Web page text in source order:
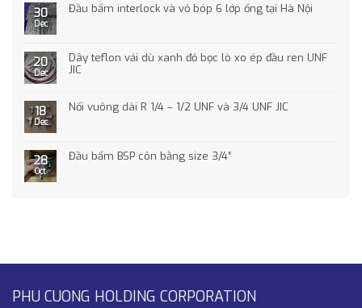
30
Dec
Đầu bấm interlock và vỏ bóp 6 lớp ống tại Hà Nội
20
Dec
Dây teflon vải dù xanh đỏ bọc lò xo ép đầu ren UNF
JIC
18
Dec
Nối vuông dài R 1/4 – 1/2 UNF và 3/4 UNF JIC
28
Oct
Đầu bấm BSP côn bằng size 3/4″
PHU CUONG HOLDING CORPORATION